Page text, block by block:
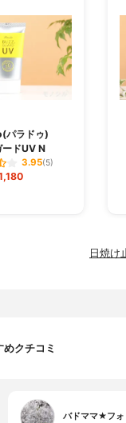
パラドゥ)
ードUV N
3.95(5)
日焼け
めクチコミ
バドママ★フ